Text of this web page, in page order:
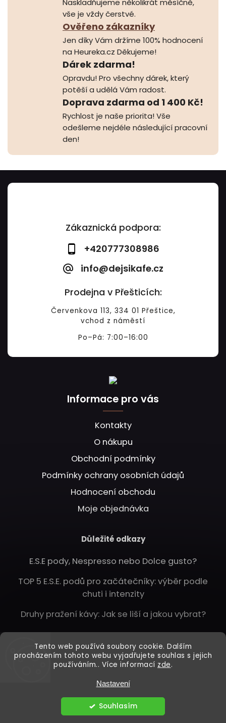
Tento web používá soubory cookie. Dalším
procházením tohoto webu vyjadřujete souhlas s jejich
používáním.. Více informací zde.
Nastavení
Souhlasím
Naskladňujeme několikrát měsíčně,
vše je vždy čerstvé.
Ověřeno zákazníky
Jen díky Vám držíme 100% hodnocení
na Heureka.cz Děkujeme!
Dárek zdarma!
Opravdu! Pro všechny dárek, který
potěší a udělá Vám radost.
Doprava zdarma od 1 400 Kč!
Rychlost je naše priorita! Vše
odešleme nejdéle následující pracovní
den!
Zákaznická podpora:
+420777308986
info@dejsikafe.cz
Prodejna v Přešticích:
Červenkova 113, 334 01 Přeštice,
vchod z náměstí
Po–Pá: 7:00–16:00
Informace pro vás
Kontakty
O nákupu
Obchodní podmínky
Podmínky ochrany osobních údajů
Hodnocení obchodu
Moje objednávka
Důležité odkazy
E.S.E pody, Nespresso nebo Dolce gusto?
TOP 5 E.S.E. podů pro začátečníky: výběr podle
chuti i intenzity
Druhy pražení kávy: Jak se liší a jakou vybrat?
Instagram
Dejsikafe.cz. Všechna práva vyhrazena.
Shoptet | Design Shoptak.cz